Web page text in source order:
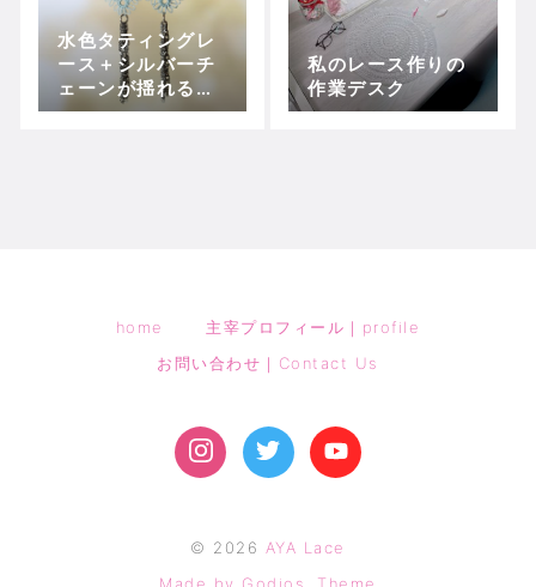
水色タティングレ
ース＋シルバーチ
ェーンが揺れるピ
アスの販売を開始
私のレース作りの
作業デスク
home
主宰プロフィール｜profile
お問い合わせ｜Contact Us
© 2026 AYA Lace
Made by Godios. Theme